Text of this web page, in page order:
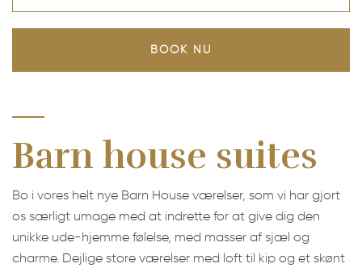
BOOK NU
Barn house suites
Bo i vores helt nye Barn House værelser, som vi har gjort
os særligt umage med at indrette for at give dig den
unikke ude-hjemme følelse, med masser af sjæl og
charme. Dejlige store værelser med loft til kip og et skønt